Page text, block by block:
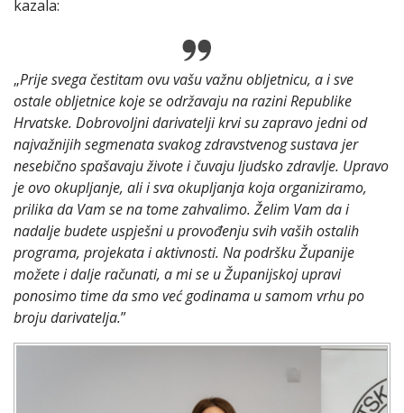
kazala:
„Prije svega čestitam ovu vašu važnu obljetnicu, a i sve
ostale obljetnice koje se održavaju na razini Republike
Hrvatske. Dobrovoljni darivatelji krvi su zapravo jedni od
najvažnijih segmenata svakog zdravstvenog sustava jer
nesebično spašavaju živote i čuvaju ljudsko zdravlje. Upravo
je ovo okupljanje, ali i sva okupljanja koja organiziramo,
prilika da Vam se na tome zahvalimo. Želim Vam da i
nadalje budete uspješni u provođenju svih vaših ostalih
programa, projekata i aktivnosti. Na podršku Županije
možete i dalje računati, a mi se u Županijskoj upravi
ponosimo time da smo već godinama u samom vrhu po
broju darivatelja.”